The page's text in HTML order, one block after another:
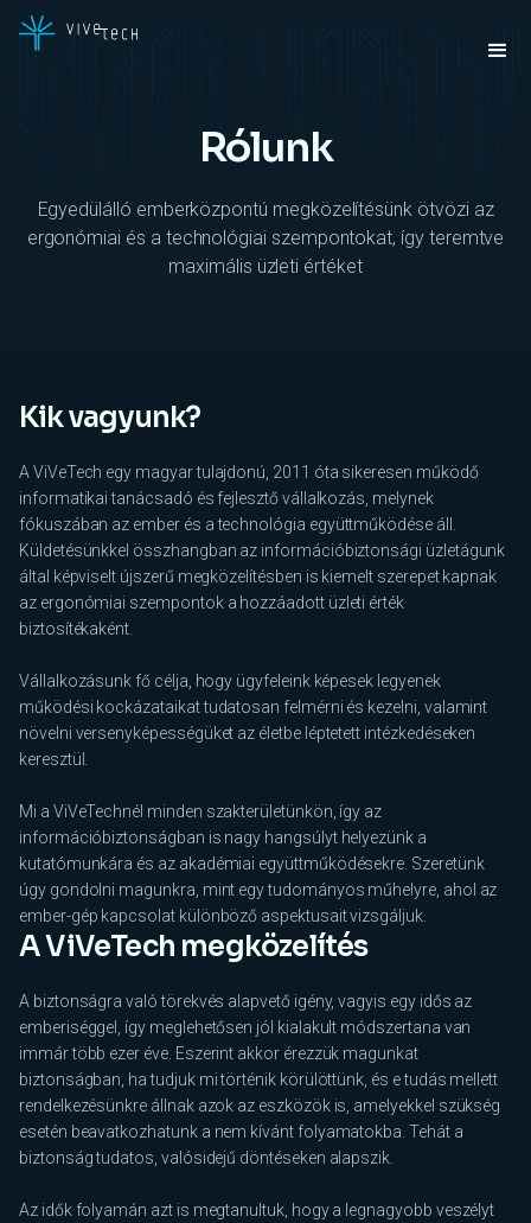
Rólunk
Egyedülálló emberközpontú megközelítésünk ötvözi az
ergonómiai és a technológiai szempontokat, így teremtve
maximális üzleti értéket
Kik vagyunk?
A ViVeTech egy magyar tulajdonú, 2011 óta sikeresen működő
informatikai tanácsadó és fejlesztő vállalkozás, melynek
fókuszában az ember és a technológia együttműködése áll.
Küldetésünkkel összhangban az információbiztonsági üzletágunk
által képviselt újszerű megközelítésben is kiemelt szerepet kapnak
az ergonómiai szempontok a hozzáadott üzleti érték
biztosítékaként.
Vállalkozásunk fő célja, hogy ügyfeleink képesek legyenek
működési kockázataikat tudatosan felmérni és kezelni, valamint
növelni versenyképességüket az életbe léptetett intézkedéseken
keresztül.
Mi a ViVeTechnél minden szakterületünkön, így az
információbiztonságban is nagy hangsúlyt helyezünk a
kutatómunkára és az akadémiai együttműködésekre. Szeretünk
úgy gondolni magunkra, mint egy tudományos műhelyre, ahol az
ember-gép kapcsolat különböző aspektusait vizsgáljuk.
A ViVeTech megközelítés
A biztonságra való törekvés alapvető igény, vagyis egy idős az
emberiséggel, így meglehetősen jól kialakult módszertana van
immár több ezer éve. Eszerint akkor érezzük magunkat
biztonságban, ha tudjuk mi történik körülöttünk, és e tudás mellett
rendelkezésünkre állnak azok az eszközök is, amelyekkel szükség
esetén beavatkozhatunk a nem kívánt folyamatokba. Tehát a
biztonság tudatos, valósidejű döntéseken alapszik.
Az idők folyamán azt is megtanultuk, hogy a legnagyobb veszélyt